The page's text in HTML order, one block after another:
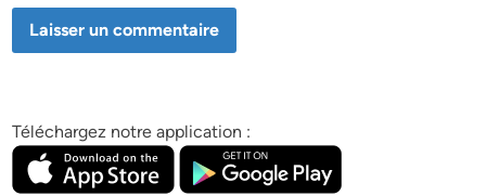
Téléchargez notre application :